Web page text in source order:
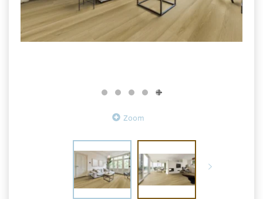
Zoom